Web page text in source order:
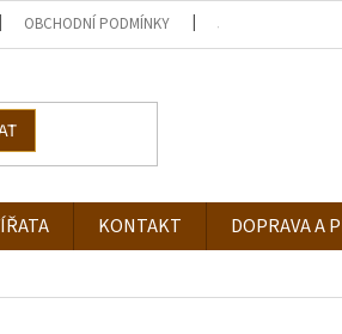
OBCHODNÍ PODMÍNKY JAK NAKUPOVAT
KONTAKT DOPRAVA A